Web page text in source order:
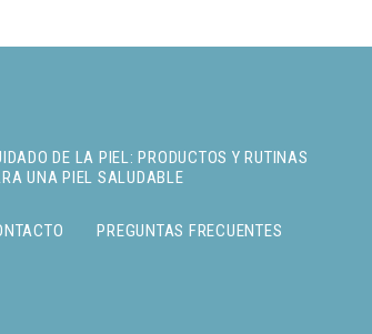
DE LA PIEL: PRODUCTOS Y RUTINAS
UNA PIEL SALUDABLE
PREGUNTAS FRECUENTES